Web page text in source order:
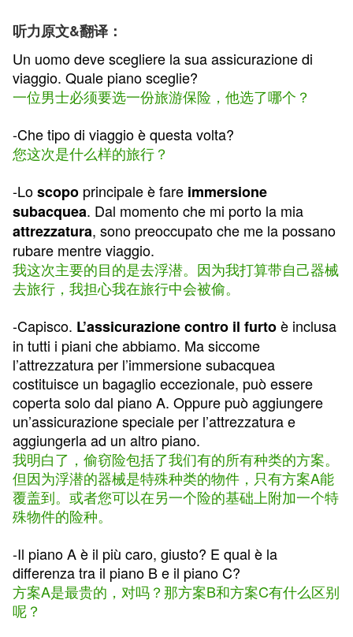
听力原文&翻译：
Un uomo deve scegliere la sua assicurazione di
viaggio. Quale piano sceglie?
一位男士必须要选一份旅游保险，他选了哪个？
-Che tipo di viaggio è questa volta?
您这次是什么样的旅行？
-Loscopo principale è fare immersione
subacquea. Dal momento che mi porto la mia
attrezzatura, sono preoccupato che me la possano
rubare mentre viaggio.
我这次主要的目的是去浮潜。因为我打算带自己器械
去旅行，我担心我在旅行中会被偷。
-Capisco. L’assicurazione contro il furtoè inclusa
in tutti i piani che abbiamo. Ma siccome
l’attrezzatura per l’immersione subacquea
costituisce un bagaglio eccezionale, può essere
coperta solo dal piano A. Oppure può aggiungere
un’assicurazione speciale per l’attrezzatura e
aggiungerla ad un altro piano.
我明白了，偷窃险包括了我们有的所有种类的方案。
但因为浮潜的器械是特殊种类的物件，只有方案A能
覆盖到。或者您可以在另一个险的基础上附加一个特
殊物件的险种。
-Il piano A è il più caro, giusto? E qual è la
differenza tra il piano B e il piano C?
方案A是最贵的，对吗？那方案B和方案C有什么区别
呢？